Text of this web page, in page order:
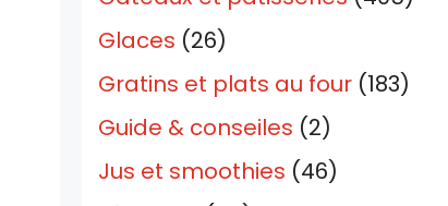
Glaces (26)
Gratins et plats au four (183)
Guide & conseiles (2)
Jus et smoothies (46)